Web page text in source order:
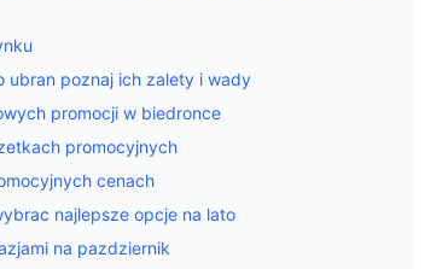
ubran poznaj ich zalety i wady
promocji w biedronce
promocyjnych
cenach
najlepsze opcje na lato
na pazdziernik